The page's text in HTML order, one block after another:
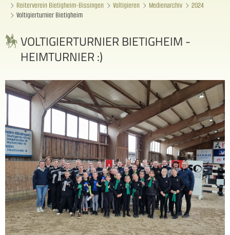
Reiterverein Bietigheim-Bissingen Voltigieren Medienarchiv
2024
Voltigierturnier Bietigheim
VOLTIGIERTURNIER BIETIGHEIM -
HEIMTURNIER :)